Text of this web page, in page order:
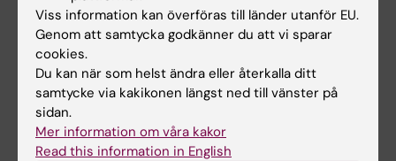
Viss information kan överföras till länder utanför EU.
Genom att samtycka godkänner du att vi sparar
cookies.
Du kan när som helst ändra eller återkalla ditt
samtycke via kakikonen längst ned till vänster på
sidan.
Mer information om våra kakor
Read this information in English